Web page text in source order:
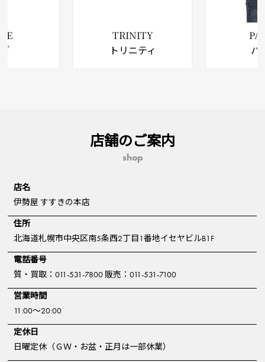
TRINITY
トリニティ パ
店舗のご案内
shop
店名
伊勢屋 すすきの本店
住所
北海道札幌市中央区南5条西2丁目1番地イセヤビルB1F
電話番号
質・買取：011-531-7800 販売：011-531-7100
営業時間
11:00～20:00
定休日
日曜定休（ＧＷ・お盆・正月は一部休業）